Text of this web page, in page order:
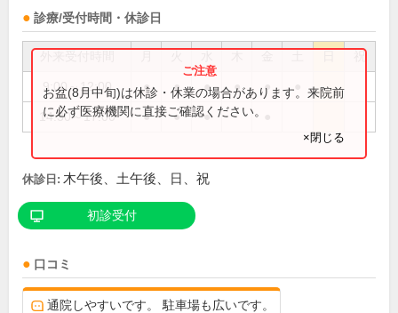
診療/受付時間・休診日
祝
9:00～12:00 ● ● ● ● ●
14:30～17:00 ● ● ●
お盆(8月中旬)は休診・休業の場合があります。来院前
に必ず医療機関に直接ご確認ください。
×閉じる
休診日: 木午後、土午後、日、祝
初診受付
口コミ
通院しやすいです。 駐車場も広いです。